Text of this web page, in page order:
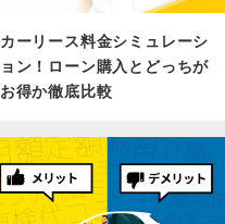
カーリース料金シミュレーシ
ョン！ローン購入とどっちが
お得か徹底比較